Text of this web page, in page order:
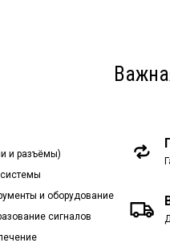
и разъёмы)
и оборудование
сигналов